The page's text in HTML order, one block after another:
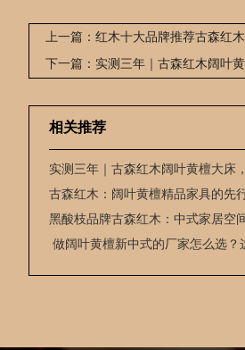
上一篇：红木十大品牌推荐古森红
下一篇：实测三年｜古森红木阔叶
相关推荐
实测三年｜古森红木阔叶黄檀大床
古森红木：阔叶黄檀精品家具的先
黑酸枝品牌古森红木：中式家居空
做阔叶黄檀新中式的厂家怎么选